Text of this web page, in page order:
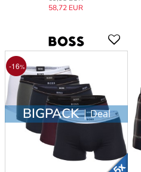
58,72 EUR
-16%
BIGPACK| Deal